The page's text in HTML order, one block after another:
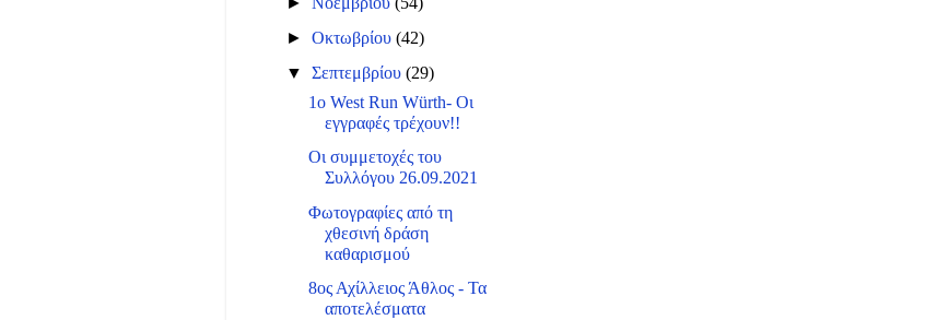
►Οκτωβρίου(42)
▼Σεπτεμβρίου(29)
1o West Run Würth- Οι
εγγραφές τρέχουν!!
Οι συμμετοχές του
Συλλόγου 26.09.2021
Φωτογραφίες από τη
χθεσινή δράση
καθαρισμού
8ος Αχίλλειος Άθλος - Τα
αποτελέσματα